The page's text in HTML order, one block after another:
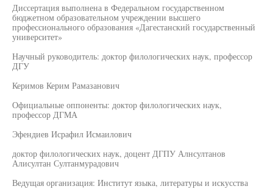
Диссертация выполнена в Федеральном государственном
бюджетном образовательном учреждении высшего
профессионального образования «Дагестанский государственный
университет»
Научный руководитель: доктор филологических наук, профессор
ДГУ
Керимов Керим Рамазанович
Официальные оппоненты: доктор филологических наук,
профессор ДГМА
Эфендиев Исрафил Исмаилович
доктор филологических наук, доцент ДГПУ Алнсултанов
Алисултан Султанмурадович
Ведущая организация: Институт языка, литературы и искусства